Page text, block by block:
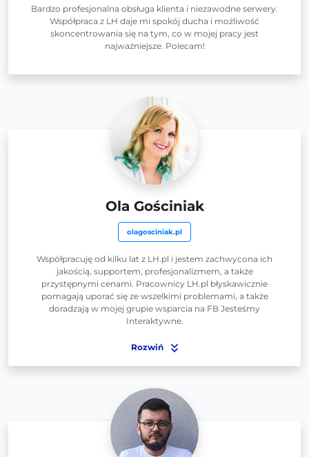
Bardzo profesjonalna obsługa klienta i niezawodne serwery.
Współpraca z LH daje mi spokój ducha i możliwość
skoncentrowania się na tym, co w mojej pracy jest
najważniejsze. Polecam!
Ola Gościniak
olagosciniak.pl
Współpracuję od kilku lat z LH.pl i jestem zachwycona ich
jakością, supportem, profesjonalizmem, a także
przystępnymi cenami. Pracownicy LH.pl błyskawicznie
pomagają uporać się ze wszelkimi problemami, a także
doradzają w mojej grupie wsparcia na FB Jesteśmy
Interaktywne.
Rozwiń